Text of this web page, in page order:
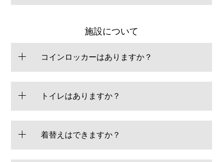
施設について
コインロッカーはありますか？
トイレはありますか？
着替えはできますか？